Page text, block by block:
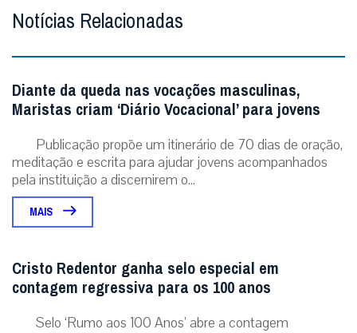
Notícias Relacionadas
Diante da queda nas vocações masculinas,
Maristas criam ‘Diário Vocacional’ para jovens
Publicação propõe um itinerário de 70 dias de oração,
meditação e escrita para ajudar jovens acompanhados
pela instituição a discernirem o...
MAIS
Cristo Redentor ganha selo especial em
contagem regressiva para os 100 anos
Selo ‘Rumo aos 100 Anos’ abre a contagem